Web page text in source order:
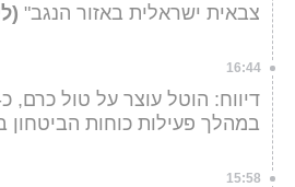
צבאית ישראלית באזור הנגב"
16:44
במהלך פעילות כוחות הביטחון
15:58